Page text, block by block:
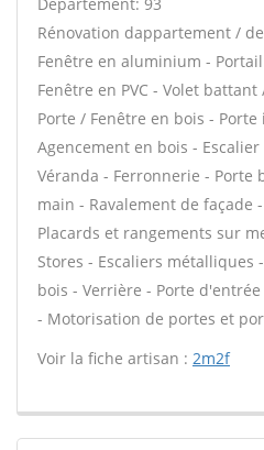
Rénovation dappartement /
Fenêtre en aluminium -
Fenêtre en PVC - Volet
Porte / Fenêtre en bois -
Agencement en bois -
Véranda - Ferronnerie - Porte
main - Ravalement de façade
Placards et rangements sur
Stores - Escaliers métalliques
bois - Verrière - Porte
- Motorisation de portes et
Voir la fiche artisan : 2m2f